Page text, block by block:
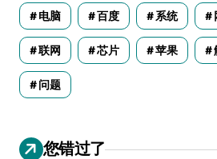
电脑 百度 系统
联网 芯片 苹果
问题
您错过了